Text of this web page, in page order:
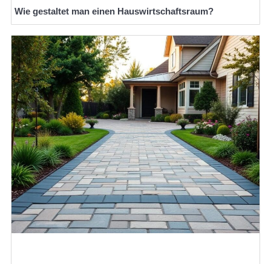
Wie gestaltet man einen Hauswirtschaftsraum?